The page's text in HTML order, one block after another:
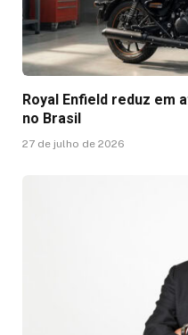
Royal Enfield reduz em
no Brasil
27 de julho de 2026